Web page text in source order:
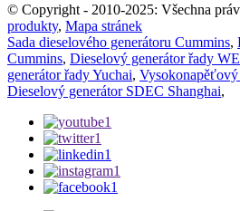
© Copyright - 2010-2025: Všechna
produkty, Mapa stránek
Sada dieselového generátoru Cummins,
Cummins, Dieselový generátor řady
generátor řady Yuchai, Vysokonapěťový
Dieselový generátor SDEC Shanghai,